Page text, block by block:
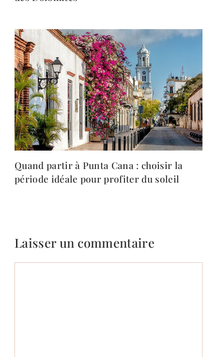
Quand partir à Punta Cana : choisir la
période idéale pour profiter du soleil
Laisser un commentaire